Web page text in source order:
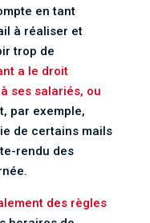
en tant
à réaliser et
trop de
a le droit
ses salariés, ou
par exemple,
de certains mails
rendu des
des règles